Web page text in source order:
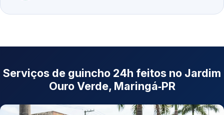
Serviços de guincho 24h feitos no Jardim
Ouro Verde, Maringá‑PR